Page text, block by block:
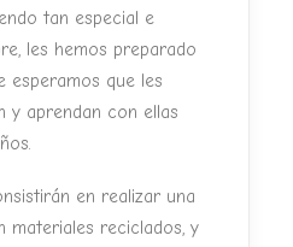
tan especial e
les hemos preparado
esperamos que les
y aprendan con ellas
en realizar una
materiales reciclados, y